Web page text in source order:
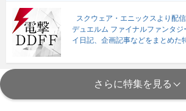
スクウェア・エニックスより配
デュエルム ファイナルファンタジ
イ日記、企画記事などをまとめた
さらに特集を見る